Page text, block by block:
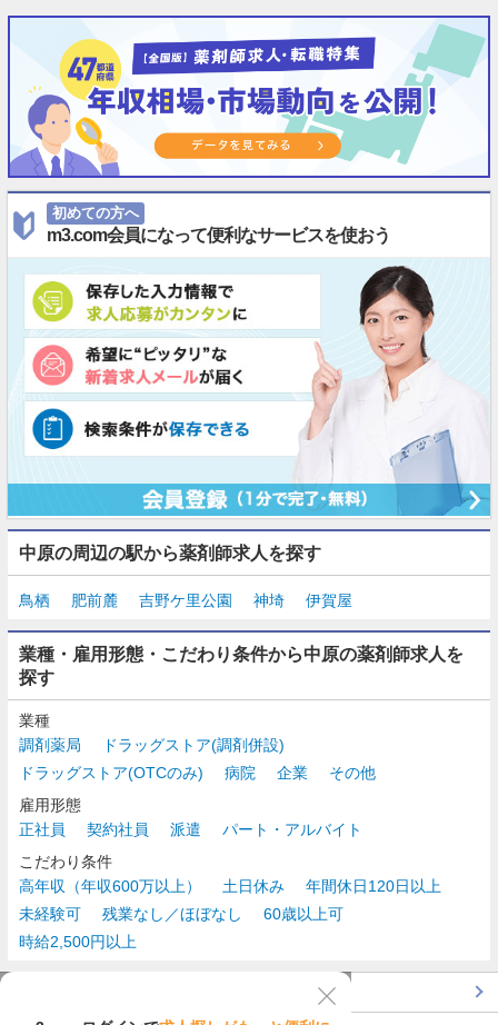
初めての方へ
m3.com会員になって便利なサービスを使おう
中原の周辺の駅から薬剤師求人を探す
鳥栖 肥前麓 吉野ケ里公園 神埼 伊賀屋
業種・雇用形態・こだわり条件から中原の薬剤師求人を
探す
業種
調剤薬局
ドラッグストア(調剤併設)
ドラッグストア(OTCのみ)
病院 企業
その他
雇用形態
正社員
契約社員 派遣
パート・アルバイト
こだわり条件
高年収（年収600万以上）
土日休み
年間休日120日以上
未経験可
残業なし／ほぼなし
60歳以上可
時給2,500円以上